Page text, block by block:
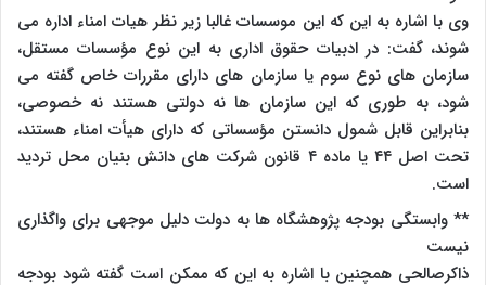
وی با اشاره به این که این موسسات غالبا زیر نظر هیات امناء اداره می
شوند، گفت: در ادبیات حقوق اداری به این نوع مؤسسات مستقل،
سازمان های نوع سوم یا سازمان های دارای مقررات خاص گفته می
شود، به طوری که این سازمان ها نه دولتی هستند نه خصوصی،
بنابراین قابل شمول دانستن مؤسساتی که دارای هیأت امناء هستند،
تحت اصل ۴۴ یا ماده ۴ قانون شرکت های دانش بنیان محل تردید
است.
** وابستگی بودجه پژوهشگاه ها به دولت دلیل موجهی برای واگذاری
نیست
ذاکرصالحی همچنین با اشاره به این که ممکن است گفته شود بودجه